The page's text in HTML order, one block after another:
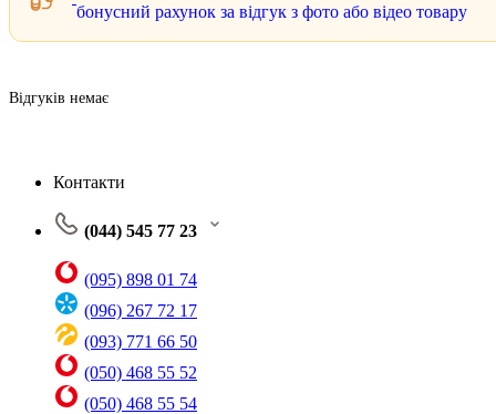
бонусний рахунок за відгук з фото або відео товару
Відгуків немає
Контакти
(044) 545 77 23
(095) 898 01 74
(096) 267 72 17
(093) 771 66 50
(050) 468 55 52
(050) 468 55 54